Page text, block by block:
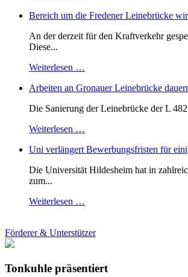
Bereich um die Fredener Leinebrücke
An der derzeit für den Kraftverkehr
Diese...
Weiterlesen …
Arbeiten an Gronauer Leinebrücke
Die Sanierung der Leinebrücke der L
Weiterlesen …
Uni verlängert Bewerbungsfristen für
Die Universität Hildesheim hat in
zum...
Weiterlesen …
Förderer & Unterstützer
Tonkuhle präsentiert